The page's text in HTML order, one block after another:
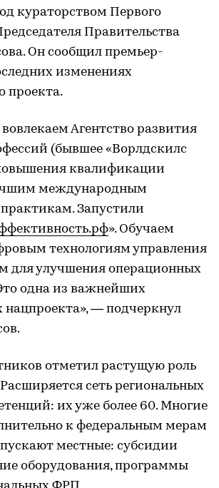
кураторством Первого
Правительства
Он сообщил премьер-
изменениях
проекта.
Агентство развития
(бывшее «Ворлдскилс
квалификации
международным
Запустили
». Обучаем
технологиям управления
для улучшения операционных
одна из важнейших
нацпроекта», — подчеркнул
отметил растущую роль
сеть региональных
их уже более 60. Многие
к федеральным мерам
местные: субсидии
оборудования, программы